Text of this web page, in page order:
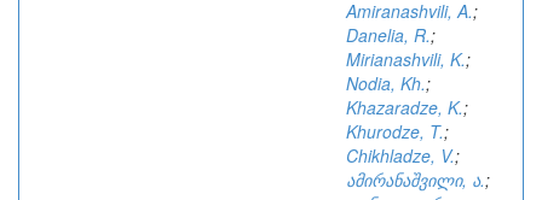
Amiranashvili, A.;
Danelia, R.;
Mirianashvili, K.;
Nodia, Kh.;
Khazaradze, K.;
Khurodze, T.;
Chikhladze, V.;
ამირანაშვილი, ა.;